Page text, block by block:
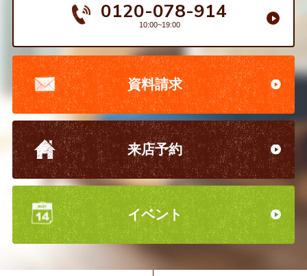
0120-078-914
10:00~19:00
資料請求
来店予約
イベント